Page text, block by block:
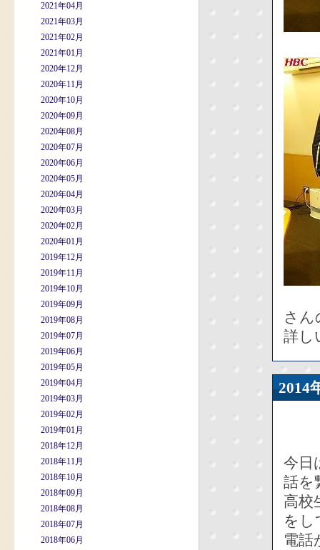
2021年04月
2021年03月
2021年02月
2021年01月
2020年12月
2020年11月
2020年10月
2020年09月
2020年08月
2020年07月
2020年06月
2020年05月
2020年04月
2020年03月
2020年02月
2020年01月
2019年12月
2019年11月
2019年10月
2019年09月
2019年08月
2019年07月
2019年06月
2019年05月
2019年04月
2019年03月
2019年02月
2019年01月
2018年12月
2018年11月
2018年10月
2018年09月
2018年08月
2018年07月
2018年06月
さん
詳し
今日
話を
高校
をし
電話